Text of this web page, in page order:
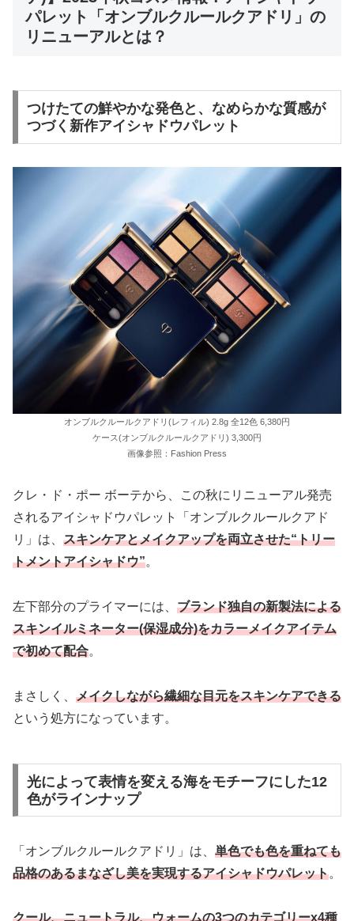
パレット「オンブルクルールクアドリ」の
リニューアルとは？
つけたての鮮やかな発色と、なめらかな質感が
つづく新作アイシャドウパレット
オンブルクルールクアドリ(レフィル) 2.8g 全12色 6,380円
ケース(オンブルクルールクアドリ) 3,300円
画像参照：Fashion Press
クレ・ド・ポー ボーテから、この秋にリニューアル発売
されるアイシャドウパレット「オンブルクルールクアド
リ」は、 スキンケアとメイクアップを両立させた“トリー
トメントアイシャドウ”。
左下部分のプライマーには、 ブランド独自の新製法による
スキンイルミネーター(保湿成分)をカラーメイクアイテム
で初めて配合。
まさしく、 メイクしながら繊細な目元をスキンケアできる
という処方になっています。
光によって表情を変える海をモチーフにした12
色がラインナップ
「オンブルクルールクアドリ」は、 単色でも色を重ねても
品格のあるまなざし美を実現するアイシャドウパレット。
クール、ニュートラル、ウォームの3つのカテゴリーx4種